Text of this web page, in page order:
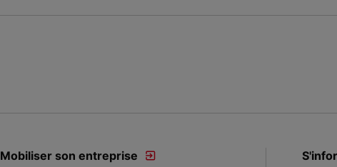
Mobiliser son entreprise